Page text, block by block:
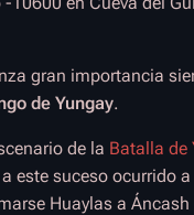
gran importancia
de Yungay.
de la Batalla de
este suceso ocurrido
Huaylas a Áncash